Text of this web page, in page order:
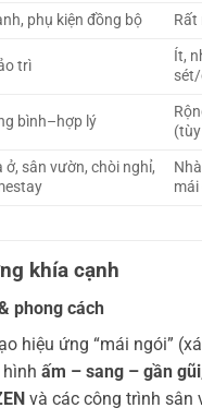
phụ kiện đồng bộ Rất
trì
Ít,
bình–hợp lý
ở, sân vườn, chòi nghỉ,
mái
khía cạnh
phong cách
hiệu ứng “mái ngói”
ấm – sang – gần gũi
và các công trình sân